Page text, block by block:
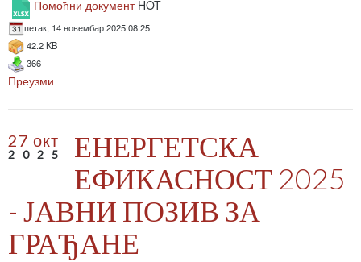
Помоћни документ HOT
петак, 14 новембар 2025 08:25
42.2 KB
366
Преузми
27 окт
2025
ЕНЕРГЕТСКА
ЕФИКАСНОСТ 2025
- ЈАВНИ ПОЗИВ ЗА
ГРАЂАНЕ